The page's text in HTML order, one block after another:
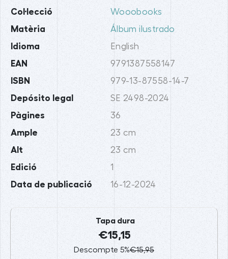
Col·lecció Wooobooks
Matèria Álbum ilustrado
Idioma English
EAN 9791387558147
ISBN 979-13-87558-14-7
Depósito legal SE 2498-2024
Pàgines 36
Ample 23 cm
Alt 23 cm
Edició 1
Data de publicació 16-12-2024
Tapa dura
€15,15
Descompte 5%€15,95